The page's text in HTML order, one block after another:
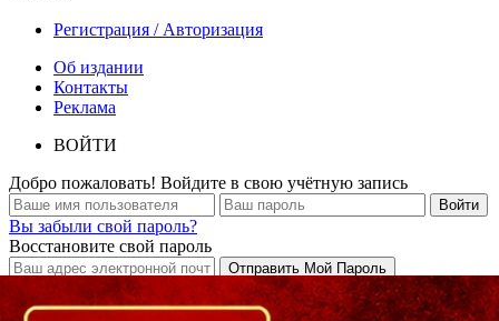
Регистрация / Авторизация
Об издании
Контакты
Реклама
ВОЙТИ
Добро пожаловать! Войдите в свою учётную запись
Вы забыли свой пароль?
Восстановите свой пароль
Кто есть кто в Байкальском регионе